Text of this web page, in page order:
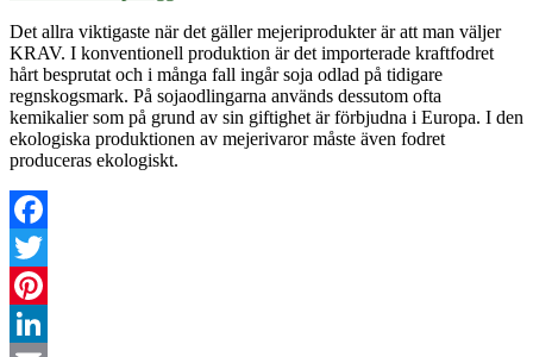
Det allra viktigaste när det gäller mejeriprodukter är att man väljer
KRAV. I konventionell produktion är det importerade kraftfodret
hårt besprutat och i många fall ingår soja odlad på tidigare
regnskogsmark. På sojaodlingarna används dessutom ofta
kemikalier som på grund av sin giftighet är förbjudna i Europa. I den
ekologiska produktionen av mejerivarormåste även fodret
produceras ekologiskt.
Facebook
Twitter
Pinterest